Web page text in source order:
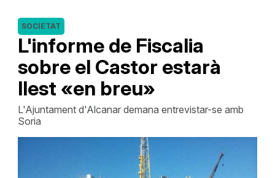
L'informe de Fiscalia
sobre el Castor estarà
llest «en breu»
SOCIETAT
L'Ajuntament d'Alcanar demana entrevistar-se amb
Soria